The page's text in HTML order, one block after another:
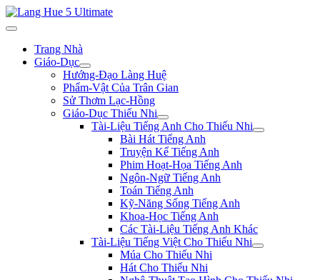
Trang Nhà
Giáo-Dục
Hướng-Đạo Làng Huệ
Phẩm-Vật Của Trân Gian
Sử Thơm Lạc-Hồng
Giáo-Dục Thiếu Nhi
Tài-Liệu Tiếng Anh Cho Thiếu Nhi
Bài Hát Tiếng Anh
Truyện Kể Tiếng Anh
Phim Hoạt-Họa Tiếng Anh
Ngôn-Ngữ Tiếng Anh
Toán Tiếng Anh
Kỹ-Năng Sống Tiếng Anh
Khoa-Học Tiếng Anh
Các Tài-Liệu Tiếng Anh Khác
Tài-Liệu Tiếng Việt Cho Thiếu Nhi
Múa Cho Thiếu Nhi
Hát Cho Thiếu Nhi